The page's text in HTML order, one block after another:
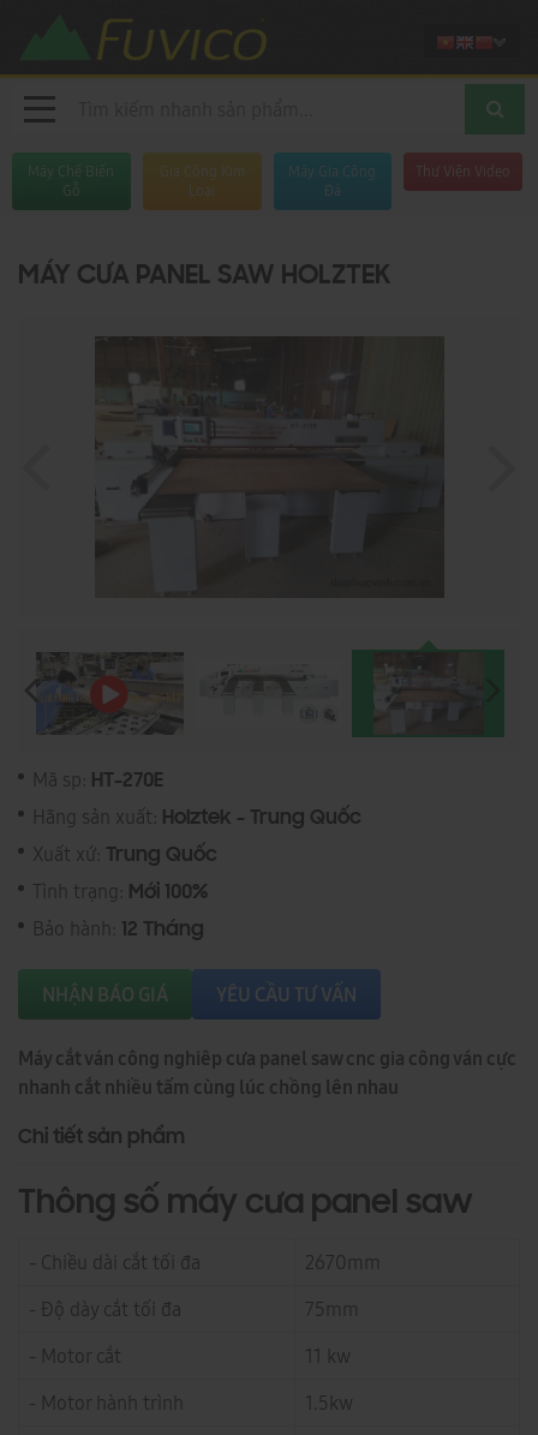
Máy Chế Biến
Gỗ
Gia Công Kim
Loại
Máy Gia Công
Đá
Thư Viện Video
MÁY CƯA PANEL SAW HOLZTEK
Mã sp: HT-270E
Hãng sản xuất: Holztek - Trung Quốc
Xuất xứ: Trung Quốc
Tình trạng: Mới 100%
Bảo hành: 12 Tháng
NHẬN BÁO GIÁ YÊU CẦU TƯ VẤN
Máy cắt ván công nghiêp cưa panel saw cnc gia công ván cực
nhanh cắt nhiều tấm cùng lúc chồng lên nhau
Chi tiết sản phẩm
Thông số máy cưa panel saw
- Chiều dài cắt tối đa
2670mm
- Độ dày cắt tối đa
75mm
- Motor cắt
11 kw
- Motor hành trình
1.5kw